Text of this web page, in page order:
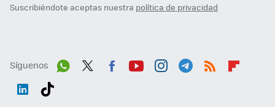
Suscribiéndote aceptas nuestra política de privacidad
Síguenos